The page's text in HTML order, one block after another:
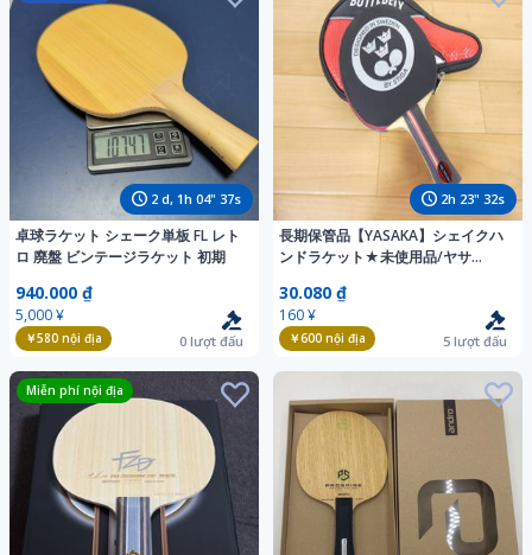
2 d, 1h 04" 35s
卓球ラケット シェーク単板 FL レト
ロ 廃盤 ビンテージラケット 初期
940.000 ₫
5,000 ¥
￥580nội địa 0 lượt đấu
2h 23" 30s
長期保管品【YASAKA】シェイクハ
ンドラケット★未使用品/ヤサ
製/Butterfly/SRIVEER-EL/ケース付
き＠送料600円(7)
30.080 ₫
160 ¥
￥600nội địa 5 lượt đấu
Miễn phí nội địa